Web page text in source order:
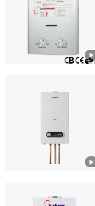
Guangdong,
Dezhou Watson
Shandong, China
Zhongshan